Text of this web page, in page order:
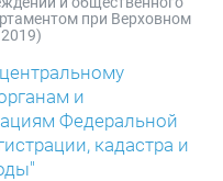
при Верховном
и
Федеральной
кадастра и